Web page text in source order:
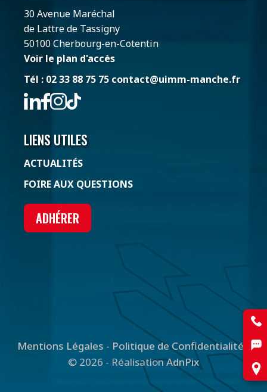
30 Avenue Maréchal
de Lattre de Tassigny
50100 Cherbourg-en-Cotentin
Voir le plan d'accès
Tél : 02 33 88 75 75 contact@uimm-manche.fr
LIENS UTILES
ACTUALITÉS
FOIRE AUX QUESTIONS
ADHÉRER
Mentions Légales - Politique de Confidentialité
© 2026 - RéalisationAdnPix